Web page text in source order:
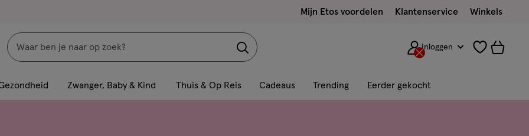
Mijn Etos voordelen Klantenservice Winkels
Zoeken
met
dit
Inloggen
Zwanger, Baby & Kind Thuis & Op Reis Cadeaus Trending Eerder gekocht